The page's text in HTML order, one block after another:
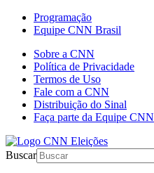
Programação
Equipe CNN Brasil
Sobre a CNN
Política de Privacidade
Termos de Uso
Fale com a CNN
Distribuição do Sinal
Faça parte da Equipe CNN
Buscar